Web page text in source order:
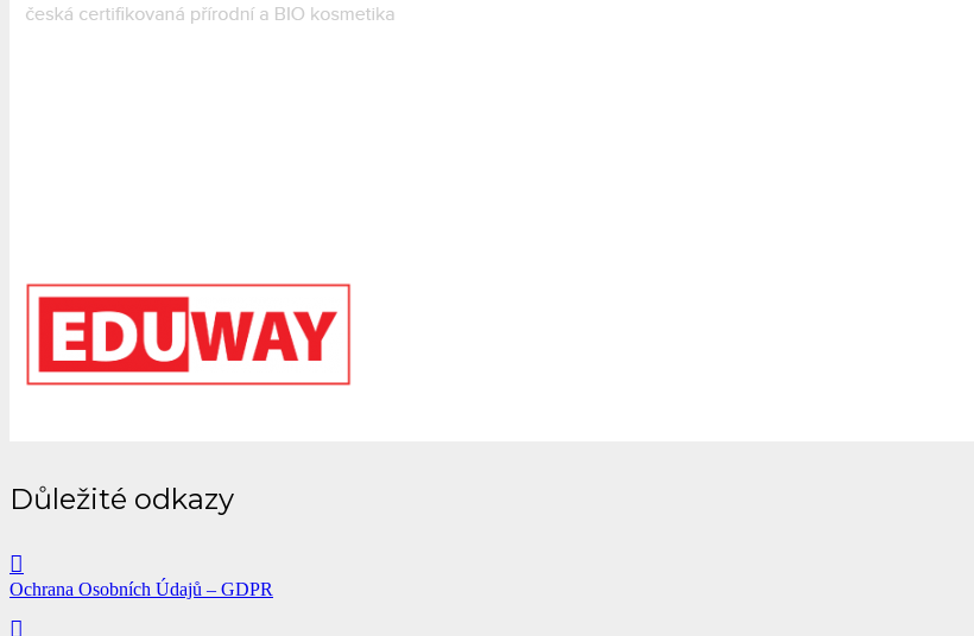
Důležité odkazy
Ochrana Osobních Údajů – GDPR